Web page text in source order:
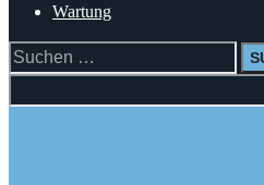
Wartung
Suchen
nach: